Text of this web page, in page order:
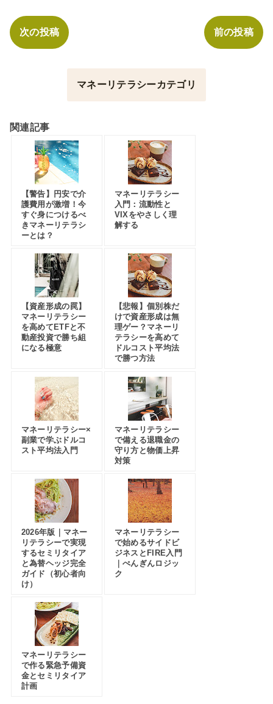
次の投稿 前の投稿
マネーリテラシーカテゴリ
関連記事
【警告】円安で介
護費用が激増！今
すぐ身につけるべ
きマネーリテラシ
ーとは？
マネーリテラシー
入門：流動性と
VIXをやさしく理
解する
【資産形成の罠】
マネーリテラシー
を高めてETFと不
動産投資で勝ち組
になる極意
【悲報】個別株だ
けで資産形成は無
理ゲー？マネーリ
テラシーを高めて
ドルコスト平均法
で勝つ方法
マネーリテラシー×
副業で学ぶドルコ
スト平均法入門
マネーリテラシー
で備える退職金の
守り方と物価上昇
対策
2026年版｜マネー
リテラシーで実現
するセミリタイア
と為替ヘッジ完全
ガイド（初心者向
け）
マネーリテラシー
で始めるサイドビ
ジネスとFIRE入門
｜ぺんぎんロジッ
ク
マネーリテラシー
で作る緊急予備資
金とセミリタイア
計画